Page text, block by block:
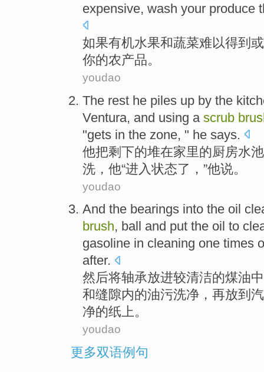
expensive, wash your produce
如果有机水果和蔬菜难以得到
你的农产品。
youdao
The rest he piles up by the
Ventura, and using a scrub
"gets in the zone, " he says.
他把剩下的堆在家里的厨房水
洗 ，他“进入状态了，”他说。
youdao
And the bearings into the oil
brush, ball and put the oil to
gasoline in cleaning one times
after.
然后将轴承放进较清洁的煤油
和缝隙内的油污洗净 ， 再放到
净的纸上。
youdao
更多双语例句